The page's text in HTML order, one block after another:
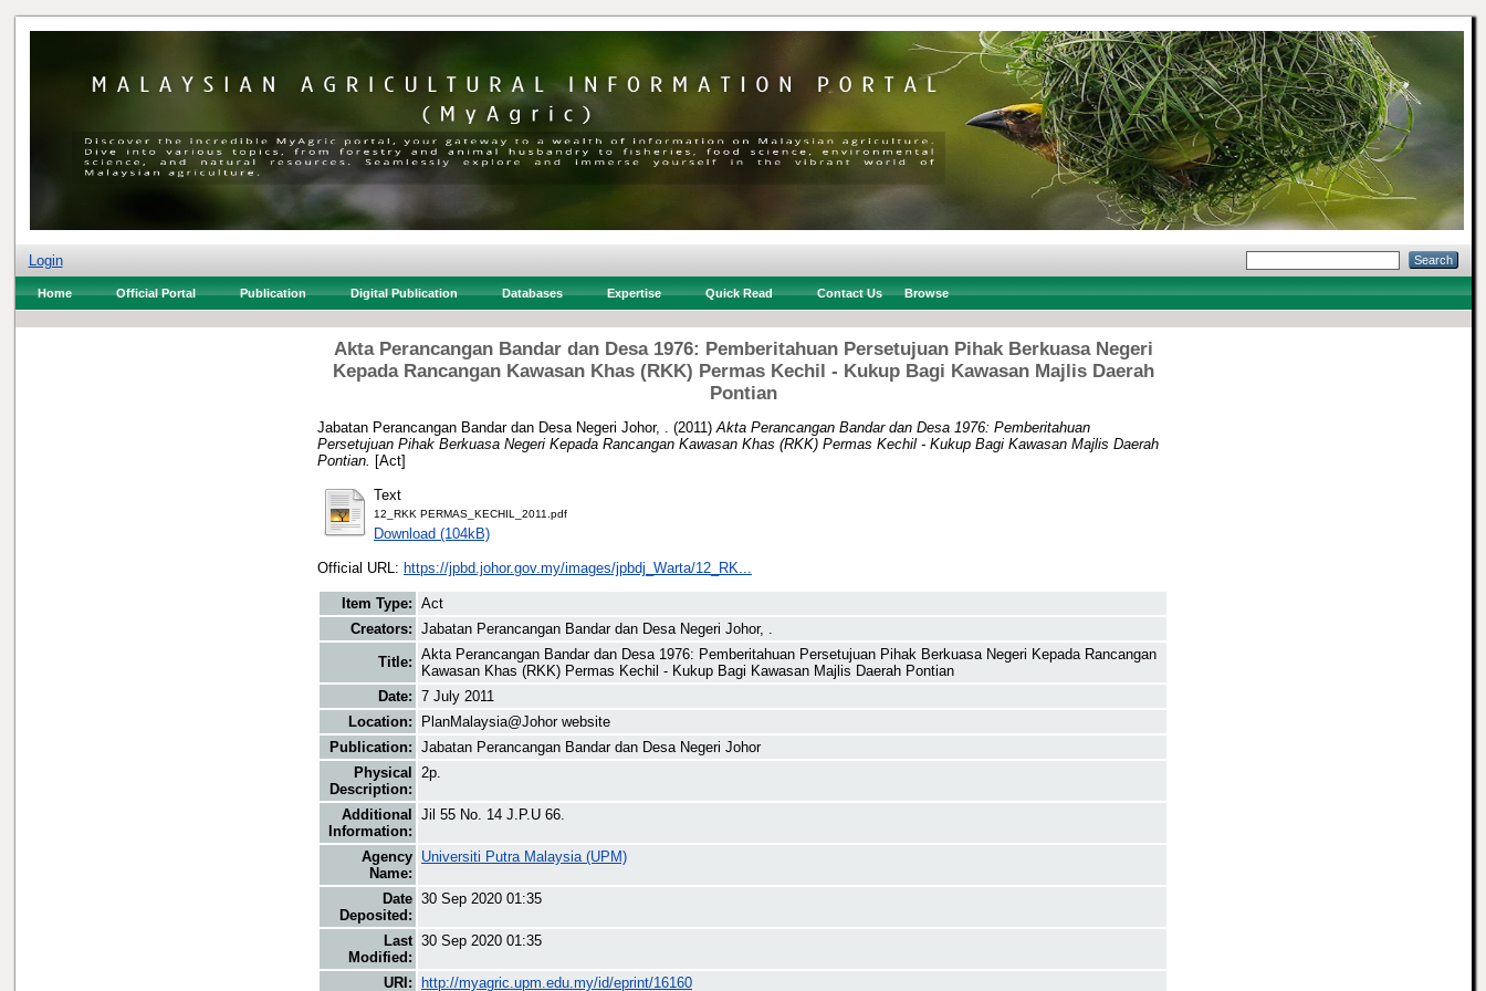
Login
Home Official Portal Publication Digital Publication Databases Expertise Quick Read Contact Us Browse
Akta Perancangan Bandar dan Desa 1976: Pemberitahuan Persetujuan Pihak Berkuasa Negeri
Kepada Rancangan Kawasan Khas (RKK) Permas Kechil - Kukup Bagi Kawasan Majlis Daerah
Pontian
Jabatan Perancangan Bandar dan Desa Negeri Johor, . (2011) Akta Perancangan Bandar dan Desa 1976: Pemberitahuan
Persetujuan Pihak Berkuasa Negeri Kepada Rancangan Kawasan Khas (RKK) Permas Kechil - Kukup Bagi Kawasan Majlis Daerah
Pontian.
[Act]
Text
12_RKK PERMAS_KECHIL_2011.pdf
Download (104kB)
Official URL: https://jpbd.johor.gov.my/images/jpbdj_Warta/12_RK...
Item Type: Act
Creators: Jabatan Perancangan Bandar dan Desa Negeri Johor, .
Title: Akta Perancangan Bandar dan Desa 1976: Pemberitahuan Persetujuan Pihak Berkuasa Negeri Kepada Rancangan
Kawasan Khas (RKK) Permas Kechil - Kukup Bagi Kawasan Majlis Daerah Pontian
Date: 7 July 2011
Location:
PlanMalaysia@Johor website
Publication: Jabatan Perancangan Bandar dan Desa Negeri Johor
Physical
Description:
2p.
Additional
Information:
Jil 55 No. 14 J.P.U 66.
Agency
Name:
Universiti Putra Malaysia (UPM)
Date
Deposited:
30 Sep 2020 01:35
Last
Modified:
30 Sep 2020 01:35
URI: http://myagric.upm.edu.my/id/eprint/16160